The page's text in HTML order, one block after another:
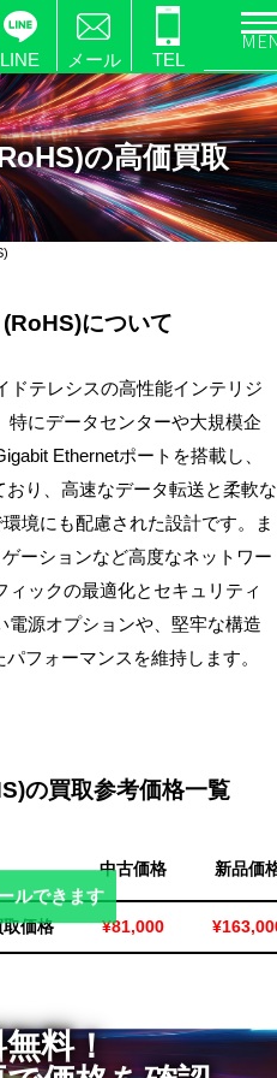
LINE メール TEL
の高価買取
について
ドテレシスの高性能インテリジ
特にデータセンターや大規模企
Ethernetポートを搭載し、
り、高速なデータ転送と柔軟な
境にも配慮された設計です。ま
ーションなど高度なネットワー
ックの最適化とセキュリティ
源オプションや、堅牢な構造
フォーマンスを維持します。
の買取参考価格一覧
中古価格 新品価
価格 ¥81,000
ルできます
料！